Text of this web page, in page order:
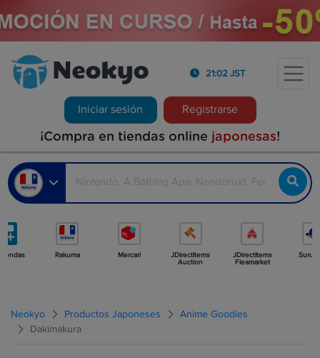
21:02 JST
Iniciar sesión Registrarse
¡Compra en tiendas online japonesas!
tiendas Rakuma Mercari
JDirectItems
Auction
JDirectItems
Fleamarket
Neokyo Productos Japoneses
Anime Goodies
Dakimakura